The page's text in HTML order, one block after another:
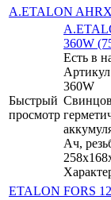
A.ETALON
Быстрый
просмотр
360W
Есть в
360W
Ач,
ETALON FORS